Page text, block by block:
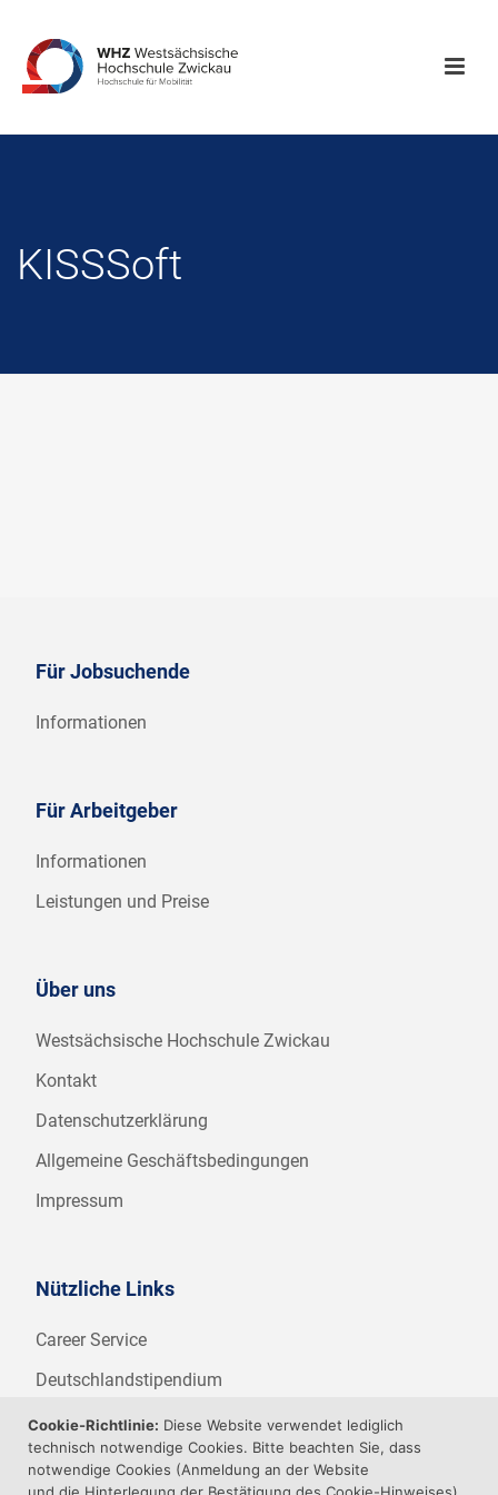
KISSSoft
Für Jobsuchende
Informationen
Für Arbeitgeber
Informationen
Leistungen und Preise
Über uns
Westsächsische Hochschule Zwickau
Kontakt
Datenschutzerklärung
Allgemeine Geschäftsbedingungen
Impressum
Nützliche Links
Career Service
Deutschlandstipendium
WHZ Firmenstipendium
Weitere Angebote der WHZ
Cookie-Richtlinie: Diese Website verwendet lediglich
technisch notwendige Cookies. Bitte beachten Sie, dass
notwendige Cookies (Anmeldung an der Website